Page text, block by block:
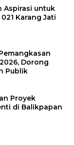
Aspirasi untuk
Karang Jati
Dorong
Publik
Proyek
di Balikpapan